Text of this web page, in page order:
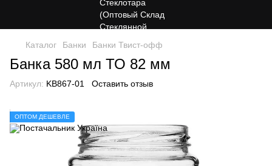
Каталог Банки Банки Твист-офф
Банка 580 мл ТО 82 мм
Артикул: KB867-01 Оставить отзыв
ОПТОМ ДЕШЕВЛЕ